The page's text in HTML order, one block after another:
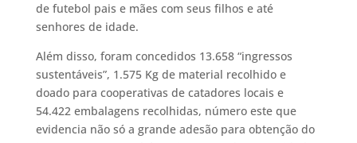
de futebol pais e mães com seus filhos e até
senhores de idade.
Além disso, foram concedidos 13.658 “ingressos
sustentáveis”, 1.575 Kg de material recolhido e
doado para cooperativas de catadores locais e
54.422 embalagens recolhidas, número este que
evidencia não só a grande adesão para obtenção do